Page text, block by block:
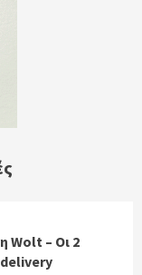
Wolt – Οι 2